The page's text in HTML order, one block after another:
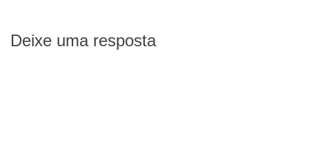
Deixe uma resposta